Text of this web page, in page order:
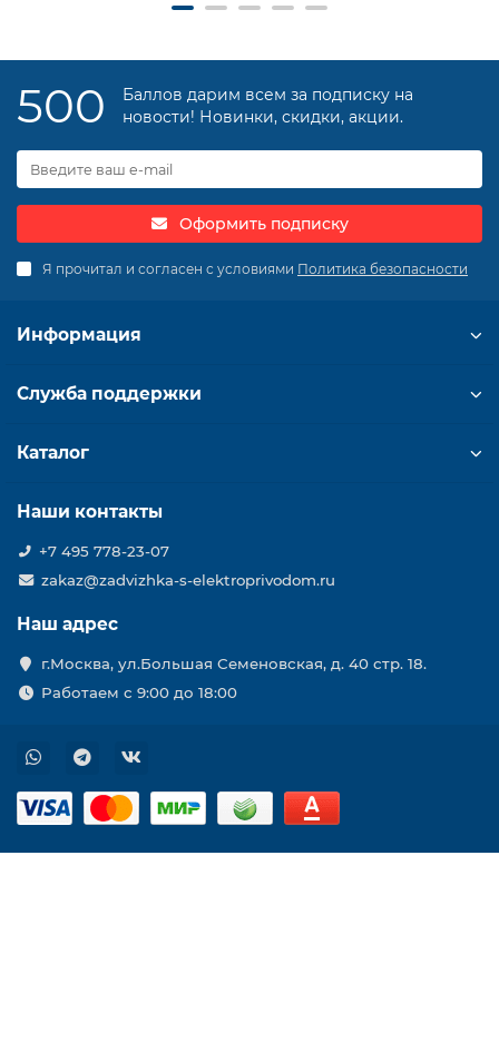
500
Баллов дарим всем за подписку на
новости! Новинки, скидки, акции.
Оформить подписку
Я прочитал и согласен с условиями Политика безопасности
Информация
Служба поддержки
Каталог
Наши контакты
+7 495 778-23-07
zakaz@zadvizhka-s-elektroprivodom.ru
Наш адрес
г.Москва, ул.Большая Семеновская, д. 40 стр. 18.
Работаем с 9:00 до 18:00